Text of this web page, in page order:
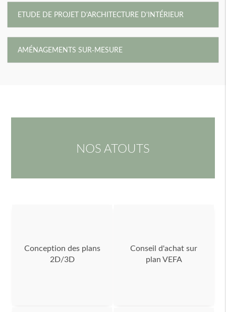
ETUDE DE PROJET D'ARCHITECTURE D'INTÉRIEUR
AMÉNAGEMENTS SUR-MESURE
NOS ATOUTS
Conception des plans
2D/3D
Conseil d'achat sur
plan VEFA